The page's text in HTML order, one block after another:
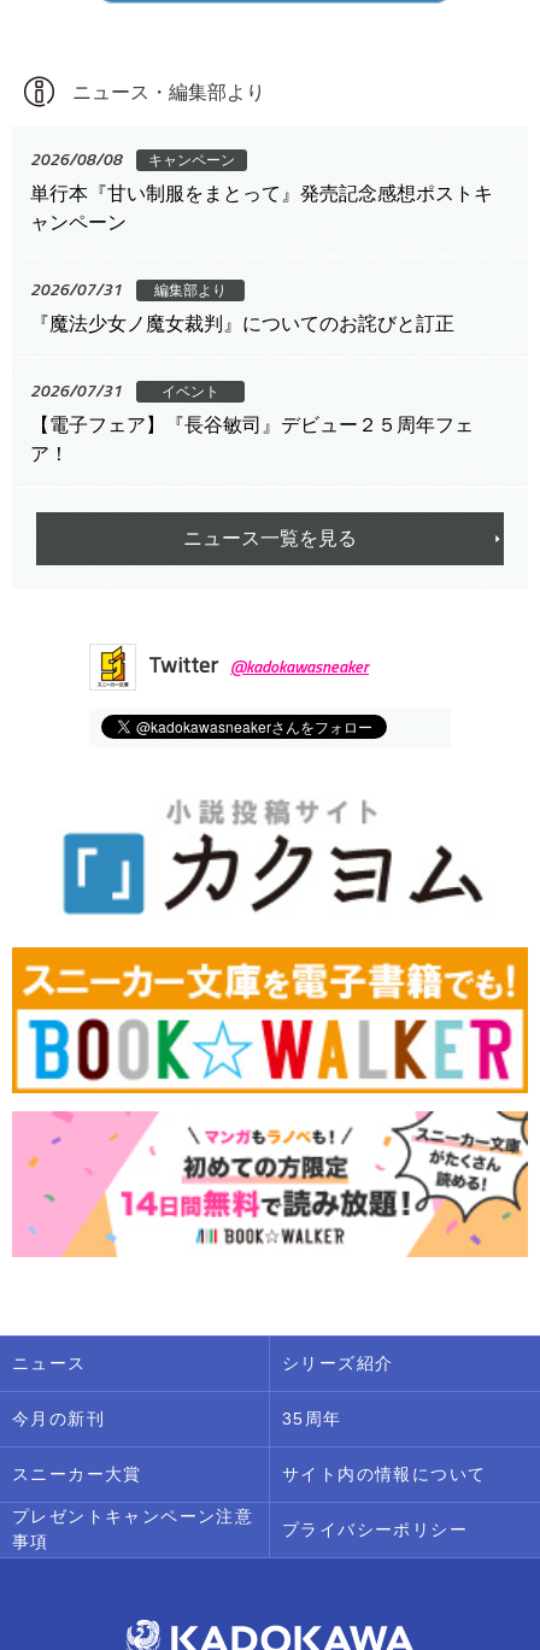
ニュース・編集部より
2026/08/08 キャンペーン
単行本『甘い制服をまとって』発売記念感想ポストキ
ャンペーン
2026/07/31 編集部より
『魔法少女ノ魔女裁判』についてのお詫びと訂正
2026/07/31 イベント
【電子フェア】『長谷敏司』デビュー２５周年フェ
ア！
ニュース一覧を見る
Twitter @kadokawasneaker
ニュース シリーズ紹介
今月の新刊 35周年
スニーカー大賞 サイト内の情報について
プレゼントキャンペーン注意
事項
プライバシーポリシー